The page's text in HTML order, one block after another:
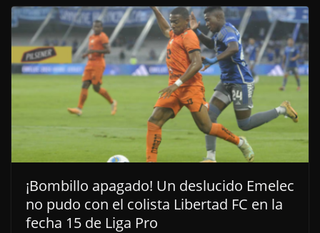
¡Bombillo apagado! Un deslucido Emelec
no pudo con el colista Libertad FC en la
fecha 15 de Liga Pro